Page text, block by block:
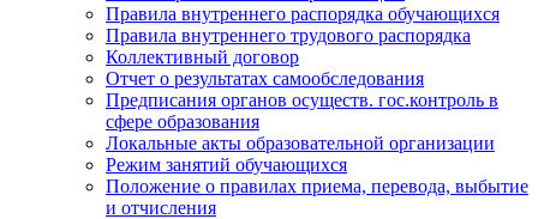
Правила внутреннего распорядка обучающихся
Правила внутреннего трудового распорядка
Коллективный договор
Отчет о результатах самообследования
Предписания органов осуществ. гос.контроль в
сфере образования
Локальные акты образовательной организации
Режим занятий обучающихся
Положение о правилах приема, перевода, выбытие
и отчисления